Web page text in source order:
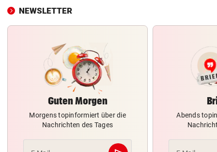
NEWSLETTER
Guten Morgen
Morgens topinformiert über die
Nachrichten des Tages
Abends